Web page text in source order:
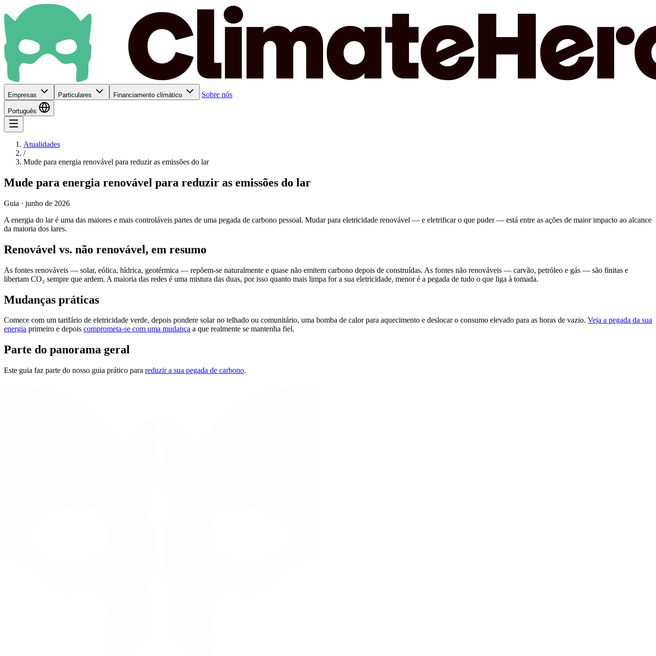
Empresas Particulares Financiamento climático Sobre nós
Português
Atualidades
/
Mude para energia renovável para reduzir as emissões do lar
Mude para energia renovável para reduzir as emissões do lar
Guia · junho de 2026
A energia do lar é uma das maiores e mais controláveis partes de uma pegada de carbono pessoal. Mudar para eletricidade renovável — e eletrificar o que puder — está entre as ações de maior impacto ao alcance
da maioria dos lares.
Renovável vs. não renovável, em resumo
As fontes renováveis — solar, eólica, hídrica, geotérmica — repõem-se naturalmente e quase não emitem carbono depois de construídas. As fontes não renováveis — carvão, petróleo e gás — são finitas e
libertam CO₂ sempre que ardem. A maioria das redes é uma mistura das duas, por isso quanto mais limpa for a sua eletricidade, menor é a pegada de tudo o que liga à tomada.
Mudanças práticas
Comece com um tarifário de eletricidade verde, depois pondere solar no telhado ou comunitário, uma bomba de calor para aquecimento e deslocar o consumo elevado para as horas de vazio. Veja a pegada da sua
energia primeiro e depois comprometa-se com uma mudança a que realmente se mantenha fiel.
Parte do panorama geral
Este guia faz parte do nosso guia prático para reduzir a sua pegada de carbono.